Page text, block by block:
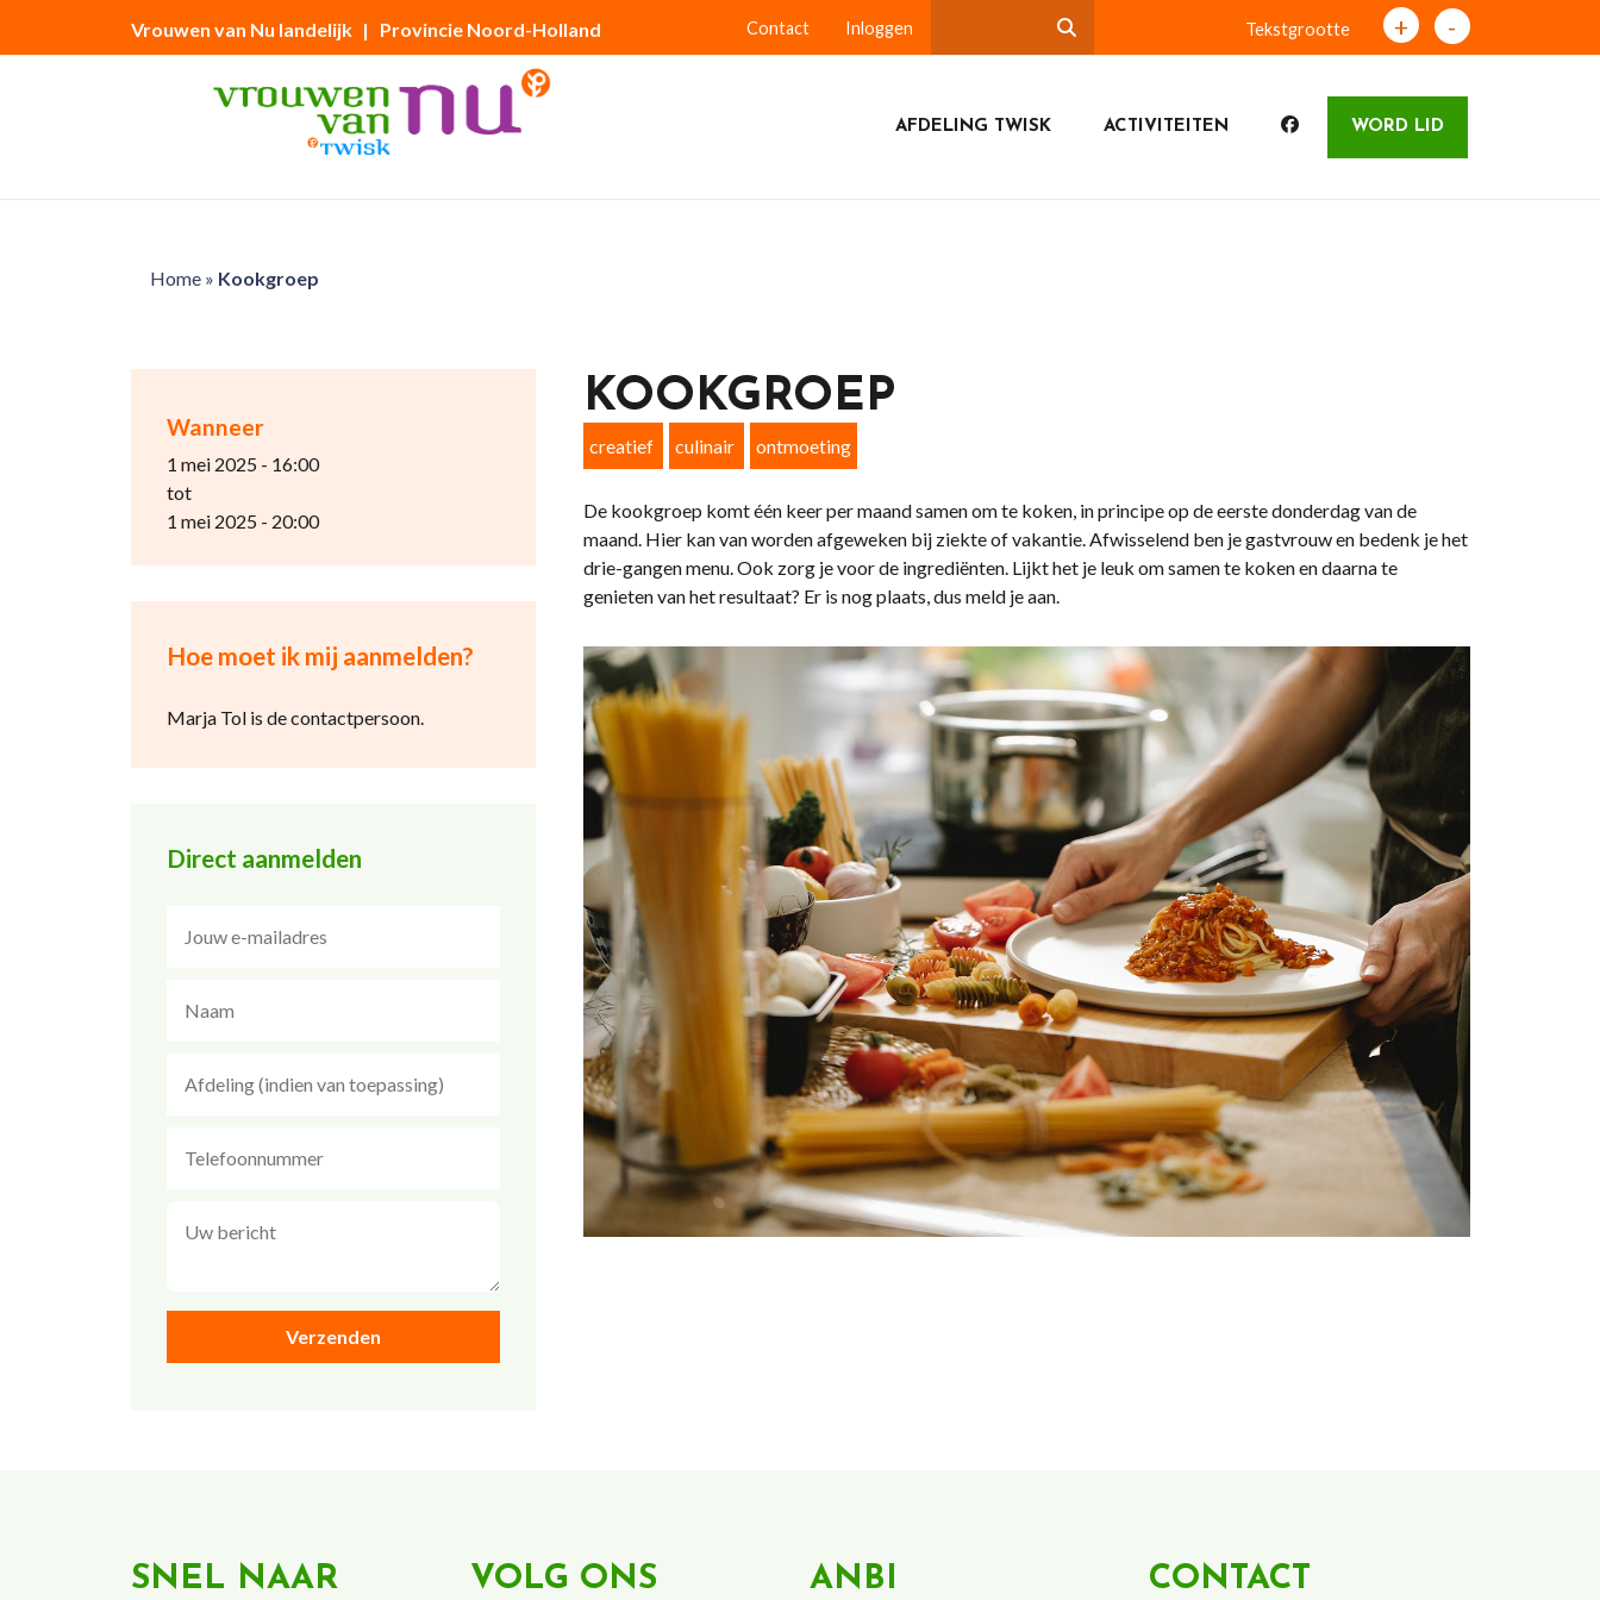
Vrouwen van Nu landelijk | Provincie Noord-Holland Contact Inloggen Tekstgrootte + -
AFDELING TWISK ACTIVITEITEN WORD LID
Home» Kookgroep
Wanneer
1 mei 2025 - 16:00
tot
1 mei 2025 - 20:00
Hoe moet ik mij aanmelden?
Marja Tol is de contactpersoon.
Direct aanmelden
KOOKGROEP
creatief culinair ontmoeting
De kookgroep komt één keer per maand samen om te koken, in principe op de eerste donderdag van de
maand. Hier kan van worden afgeweken bij ziekte of vakantie. Afwisselend ben je gastvrouw en bedenk je het
drie-gangen menu. Ook zorg je voor de ingrediënten. Lijkt het je leuk om samen te koken en daarna te
genieten van het resultaat? Er is nog plaats, dus meld je aan.
SNEL NAAR VOLG ONS ANBI CONTACT